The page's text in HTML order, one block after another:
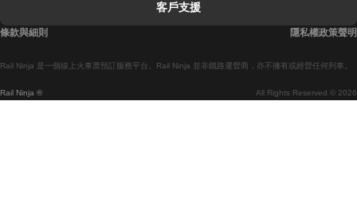
Rail Ninja ® All Rights Reserved © 2026
Rail Ninja 是一個線上火車票預訂服務平台。Rail Ninja 並非鐵路運營商，亦不擁有或經營任何列車。
客戶支援
條款與細則 隱私權政策聲明